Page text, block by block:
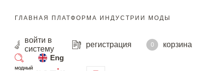
ГЛАВНАЯ ПЛАТФОРМА ИНДУСТРИИ МОДЫ
войти в
систему
регистрация 0
корзина
Eng
поиск